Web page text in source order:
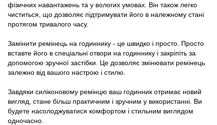
фізичних навантажень та у вологих умовах. Він також легко
чиститься, що дозволяє підтримувати його в належному стані
протягом тривалого часу.
Замінити ремінець на годиннику - це швидко і просто. Просто
вставте його в спеціальні отвори на годиннику і закріпіть за
допомогою зручної застібки. Це дозволяє змінювати ремінець
залежно від вашого настрою і стилю.
Завдяки силіконовому ремінцю ваш годинник отримає новий
вигляд, стане більш практичним і зручним у використанні. Ви
будете насолоджуватися комфортом і стильним виглядом
одночасно.